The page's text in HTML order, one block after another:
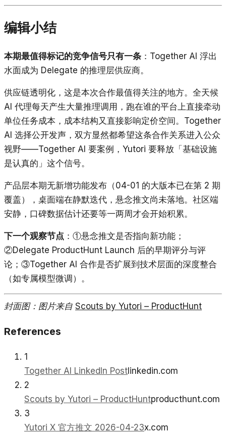
编辑小结
本期最值得标记的竞争信号只有一条 ：Together AI 浮出
水面成为 Delegate 的推理层供应商。
供应链透明化，这是本次合作最值得关注的地方。全天候
AI 代理每天产生大量推理调用，跑在谁的平台上直接牵动
单位任务成本，成本结构又直接影响定价空间。Together
AI 选择公开发声，双方显然都希望这条合作关系进入公众
视野——Together AI 要案例，Yutori 要释放「基础设施
是认真的」这个信号。
产品层本期无新增功能发布（04-01 的大版本已在第 2 期
覆盖），桌面端在静默迭代，悬念推文尚未落地。社区端
安静，口碑数据估计还要等一两周才会开始积累。
下一个观察节点 ：①悬念推文是否指向新功能；
②Delegate ProductHunt Launch 后的早期评分与评
论；③Together AI 合作是否扩展到技术层面的深度整合
（如专属模型微调）。
封面图：图片来自 Scouts by Yutori – ProductHunt
References
1
Together AI LinkedIn Post linkedin.com
2
Scouts by Yutori – ProductHuntproducthunt.com
3
Yutori X 官方推文 2026-04-23x.com